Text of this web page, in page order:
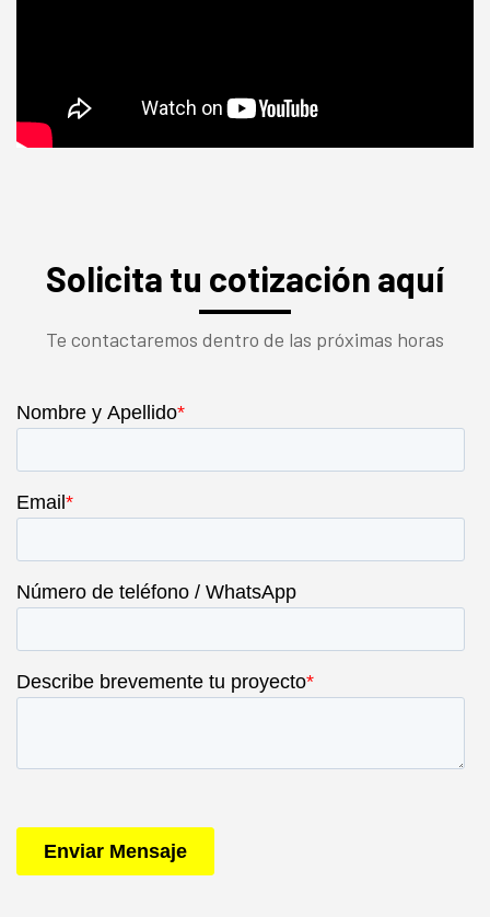
Solicita tu cotización aquí
Te contactaremos dentro de las próximas horas